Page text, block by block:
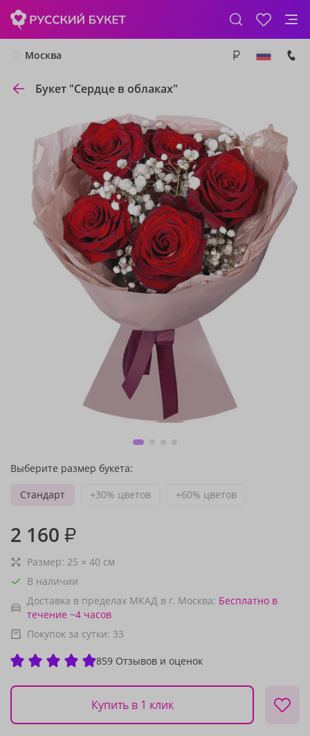
Москва
Букет "Сердце в облаках"
Выберите размер букета:
Стандарт
+30% цветов +60% цветов
2 160 ₽
Размер: 25 × 40 см
В наличии
Доставка в пределах МКАД в г. Москва: Бесплатно в
течение ~4 часов
Покупок за сутки: 33
859 Отзывов и оценок
Купить в 1 клик